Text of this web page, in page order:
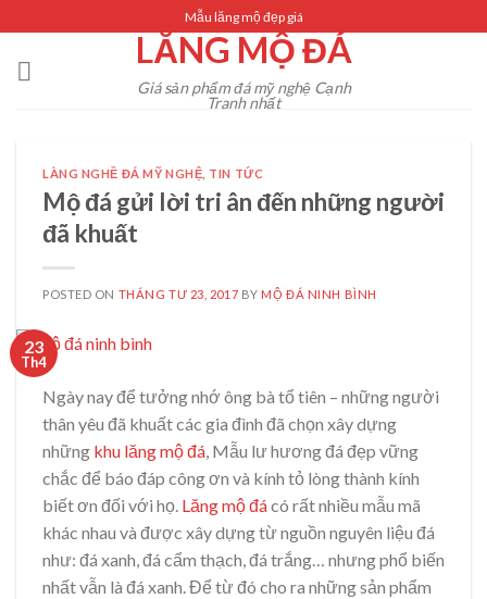
content
Mẫu lăng mộ đẹp giá
LĂNG MỘ ĐÁ
Giá sản phẩm đá mỹ nghệ Cạnh
Tranh nhất
LÀNG NGHỀ ĐÁ MỸ NGHỆ TIN TỨC
Mộ đá gửi lời tri ân đến những người
đã khuất
POSTED ON THÁNG TƯ 23, 2017 BY MỘ ĐÁ NINH BÌNH
23
Th4
Ngày nay để tưởng nhớ ông bà tổ tiên – những người
thân yêu đã khuất các gia đình đã chọn xây dựng
những khu lăng mộ đá, Mẫu lư hương đá đẹp vững
chắc để báo đáp công ơn và kính tỏ lòng thành kính
biết ơn đối với họ. Lăng mộ đácó rất nhiều mẫu mã
khác nhau và được xây dựng từ nguồn nguyên liệu đá
như: đá xanh, đá cẩm thạch, đá trắng… nhưng phổ biến
nhất vẫn là đá xanh. Để từ đó cho ra những sản phẩm